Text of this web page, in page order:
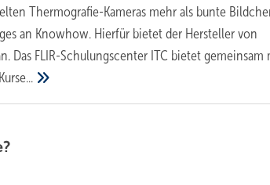
Thermografie-Kameras mehr als bunte
an Knowhow. Hierfür bietet der Hersteller von
Das FLIR-Schulungscenter ITC bietet gemeinsam
Kurse...